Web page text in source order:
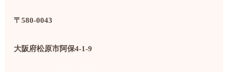
〒580-0043
大阪府松原市阿保4-1-9